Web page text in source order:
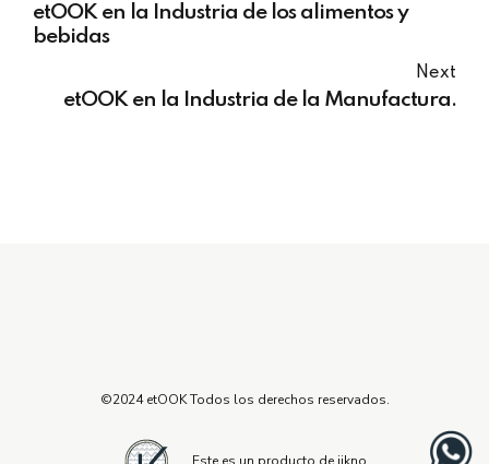
etOOK en la Industria de los alimentos y
bebidas
Next
etOOK en la Industria de la Manufactura.
©2024 etOOK Todos los derechos reservados.
Este es un producto de iikno